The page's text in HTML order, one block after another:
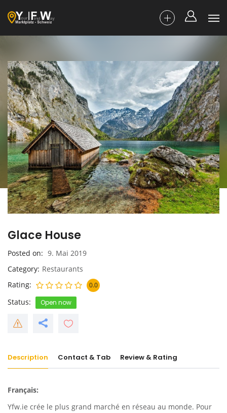
Glace House
Posted on
9. Mai 2019
Category Restaurants
Rating
0.0
Status Open now
Description Contact & Tab Review & Rating
Français:
Yfw.ie crée le plus grand marché en réseau au monde. Pour